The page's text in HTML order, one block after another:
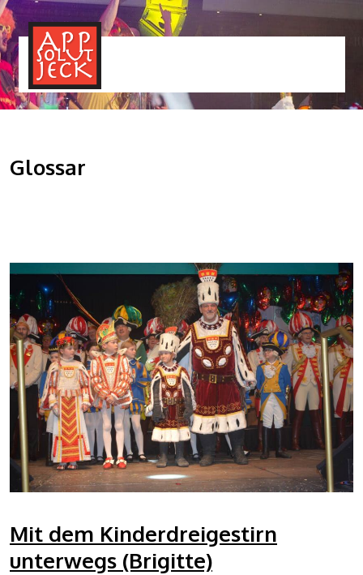
Glossar
Mit dem Kinderdreigestirn
unterwegs (Brigitte)